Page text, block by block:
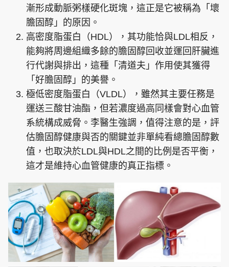
漸形成動脈粥樣硬化斑塊，這正是它被稱為「壞
膽固醇」的原因。
高密度脂蛋白（HDL），其功能恰與LDL相反，
能夠將周邊組織多餘的膽固醇回收並運回肝臟進
行代謝與排出，這種「清道夫」作用使其獲得
「好膽固醇」的美譽。
極低密度脂蛋白（VLDL），雖然其主要任務是
運送三酸甘油酯，但若濃度過高同樣會對心血管
系統構成威脅。李醫生強調，值得注意的是，評
估膽固醇健康與否的關鍵並非單純看總膽固醇數
值，也取決於LDL與HDL之間的比例是否平衡，
這才是維持心血管健康的真正指標。